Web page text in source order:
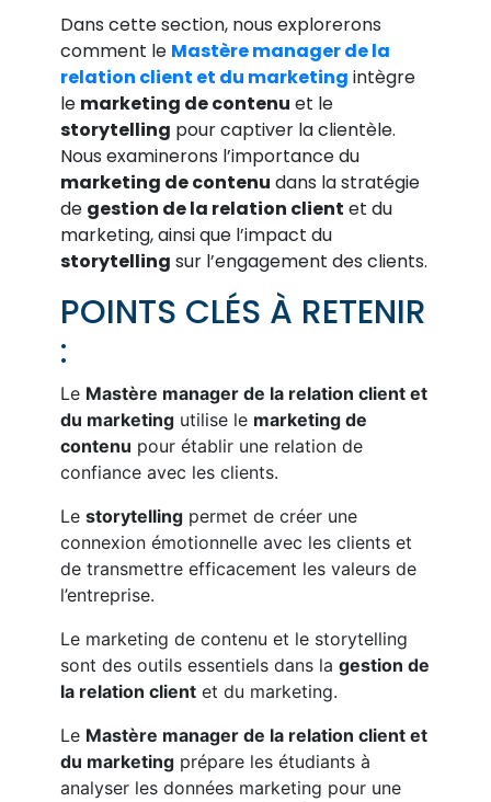
Dans cette section, nous explorerons
comment le Mastère manager de la
relation client et du marketing intègre
le marketing de contenu et le
storytelling pour captiver la clientèle.
Nous examinerons l’importance du
marketing de contenu dans la stratégie
de gestion de la relation client et du
marketing, ainsi que l’impact du
storytelling sur l’engagement des clients.
POINTS CLÉS À RETENIR
:
Le Mastère manager de la relation client et
du marketing utilise le marketing de
contenu pour établir une relation de
confiance avec les clients.
Le storytelling permet de créer une
connexion émotionnelle avec les clients et
de transmettre efficacement les valeurs de
l’entreprise.
Le marketing de contenu et le storytelling
sont des outils essentiels dans la gestion de
la relation client et du marketing.
Le Mastère manager de la relation client et
du marketing prépare les étudiants à
analyser les données marketing pour une